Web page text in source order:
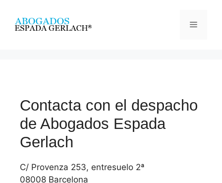
Contacta con el despacho
de Abogados Espada
Gerlach
C/ Provenza 253, entresuelo 2ª
08008 Barcelona